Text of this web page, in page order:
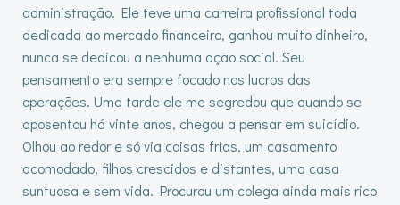
administração. Ele teve uma carreira profissional toda
dedicada ao mercado financeiro, ganhou muito dinheiro,
nunca se dedicou a nenhuma ação social. Seu
pensamento era sempre focado nos lucros das
operações. Uma tarde ele me segredou que quando se
aposentou há vinte anos, chegou a pensar em suicídio.
Olhou ao redor e só via coisas frias, um casamento
acomodado, filhos crescidos e distantes, uma casa
suntuosa e sem vida. Procurou um colega ainda mais rico